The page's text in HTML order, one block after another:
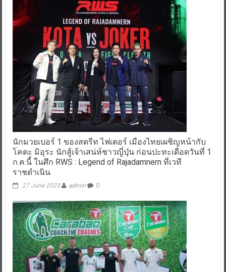
นักมวยเบอร์ 1 ของสตรีท ไฟเตอร์ เมืองไทยเผชิญหน้ากับ
โคตะ มิอุระ นักสู้เจ้าเสน่ห์ชาวญี่ปุ่น ก่อนปะทะเดือดวันที่ 1
ก.ค.นี้ ในศึก RWS : Legend of Rajadamnern ที่เวที
ราชดำเนิน
27 June 2023 admin 0